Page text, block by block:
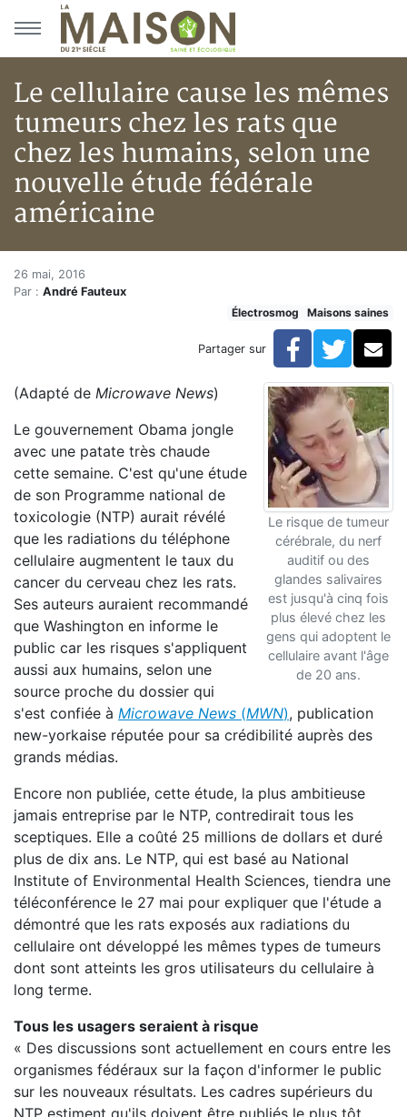
Aller au menu principal
Aller au contenu principal
Le cellulaire cause les mêmes
tumeurs chez les rats que
chez les humains, selon une
nouvelle étude fédérale
américaine
Accueil
Articles
Hypersensibilités environnementales
Le cellulaire cause les mêmes tumeurs chez les
Le cellulaire cause les
26 mai, 2016
Par : André Fauteux
Électrosmog
Maisons saines
Partager sur Facebook
Le risque de tumeur
cérébrale, du nerf
auditif ou des
glandes salivaires
est jusqu'à cinq fois
plus élevé chez les
gens qui adoptent le
cellulaire avant l'âge
de 20 ans.
(Adapté de Microwave News)
Le gouvernement Obama jongle
avec une patate très chaude
cette semaine. C'est qu'une étude
de son Programme national de
toxicologie (NTP) aurait révélé
que les radiations du téléphone
cellulaire augmentent le taux du
cancer du cerveau chez les rats.
Ses auteurs auraient recommandé
que Washington en informe le
public car les risques s'appliquent
aussi aux humains, selon une
source proche du dossier qui
s'est confiée à Microwave News (MWN), publication
new-yorkaise réputée pour sa crédibilité auprès des
grands médias.
Encore non publiée, cette étude, la plus ambitieuse
jamais entreprise par le NTP, contredirait tous les
sceptiques. Elle a coûté 25 millions de dollars et duré
plus de dix ans. Le NTP, qui est basé au National
Institute of Environmental Health Sciences, tiendra une
téléconférence le 27 mai pour expliquer que l'étude a
démontré que les rats exposés aux radiations du
cellulaire ont développé les mêmes types de tumeurs
dont sont atteints les gros utilisateurs du cellulaire à
long terme.
Tous les usagers seraient à risque
« Des discussions sont actuellement en cours entre les
organismes fédéraux sur la façon d'informer le public
sur les nouveaux résultats. Les cadres supérieurs du
NTP estiment qu'ils doivent être publiés le plus tôt